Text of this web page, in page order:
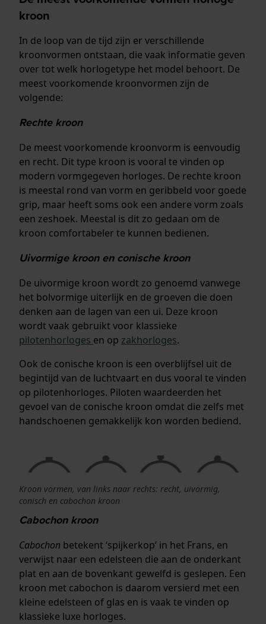
kroon
In de loop van de tijd zijn er verschillende
kroonvormen ontstaan, die vaak informatie geven
over tot welk horlogetype het model behoort. De
meest voorkomende kroonvormen zijn de
volgende:
Rechte kroon
De meest voorkomende kroonvorm is eenvoudig
en recht. Dit type kroon is vooral te vinden op
modern vormgegeven horloges. De rechte kroon
is meestal rond van vorm en geribbeld voor goede
grip, maar heeft soms ook een andere vorm zoals
een zeshoek. Meestal is dit zo gedaan om de
kroon comfortabeler te kunnen bedienen.
Uivormige kroon en conische kroon
De uivormige kroon wordt zo genoemd vanwege
het bolvormige uiterlijk en de groeven die doen
denken aan de lagen van een ui. Deze kroon
wordt vaak gebruikt voor klassieke
pilotenhorloges en op zakhorloges.
Ook de conische kroon is een overblijfsel uit de
begintijd van de luchtvaart en dus vooral te vinden
op pilotenhorloges. Piloten waardeerden het
gevoel van de conische kroon omdat die zelfs met
handschoenen gemakkelijk kon worden bediend.
Kroon vormen, van links naar rechts: recht, uivormig,
conisch en cabochon kroon
Cabochon kroon
Cabochon betekent ‘spijkerkop’ in het Frans, en
verwijst naar een edelsteen die aan de onderkant
plat en aan de bovenkant gewelfd is geslepen. Een
kroon met cabochon is daarom versierd met een
kleine edelsteen of glas en is vaak te vinden op
klassieke luxe horloges.